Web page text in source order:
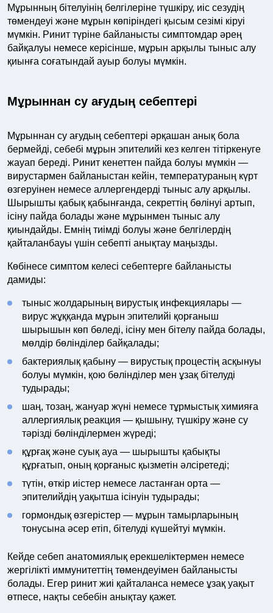
Мұрынның бітелуінің белгілеріне түшкіру, иіс сезудің
төмендеуі және мұрын көпіріндегі қысым сезімі кіруі
мүмкін. Ринит түріне байланысты симптомдар әрең
байқалуы немесе керісінше, мұрын арқылы тыныс алу
қиынға соғатындай ауыр болуы мүмкін.
Мұрыннан су ағудың себептері
Мұрыннан су ағудың себептері әрқашан анық бола
бермейді, себебі мұрын эпителийі кез келген тітіркенуге
жауап береді. Ринит кенеттен пайда болуы мүмкін —
вирустармен байланыстан кейін, температураның күрт
өзгеруінен немесе аллергендерді тыныс алу арқылы.
Шырышты қабық қабынғанда, секреттің бөлінуі артып,
ісіну пайда болады және мұрынмен тыныс алу
қиындайды. Емнің тиімді болуы және белгілердің
қайталанбауы үшін себепті анықтау маңызды.
Көбінесе симптом келесі себептерге байланысты
дамиды:
тыныс жолдарының вирустық инфекциялары —
вирус жұққанда мұрын эпителийі қорғаныш
шырышын көп бөледі, ісіну мен бітелу пайда болады,
мөлдір бөлінділер байқалады;
бактериялық қабыну — вирустық процестің асқынуы
болуы мүмкін, қою бөлінділер мен ұзақ бітелуді
тудырады;
шаң, тозаң, жануар жүні немесе тұрмыстық химияға
аллергиялық реакция — қышыну, түшкіру және су
тәрізді бөлінділермен жүреді;
құрғақ және суық ауа — шырышты қабықты
құрғатып, оның қорғаныс қызметін әлсіретеді;
түтін, өткір иістер немесе ластанған орта —
эпителийдің уақытша ісінуін тудырады;
гормондық өзгерістер — мұрын тамырларының
тонусына әсер етіп, бітелуді күшейтуі мүмкін.
Кейде себеп анатомиялық ерекшеліктермен немесе
жергілікті иммунитеттің төмендеуімен байланысты
болады. Егер ринит жиі қайталанса немесе ұзақ уақыт
өтпесе, нақты себебін анықтау қажет.